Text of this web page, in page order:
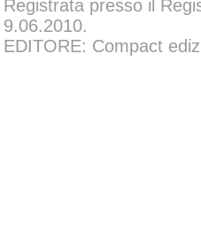
Registrata presso il
9.06.2010.
EDITORE: Compact